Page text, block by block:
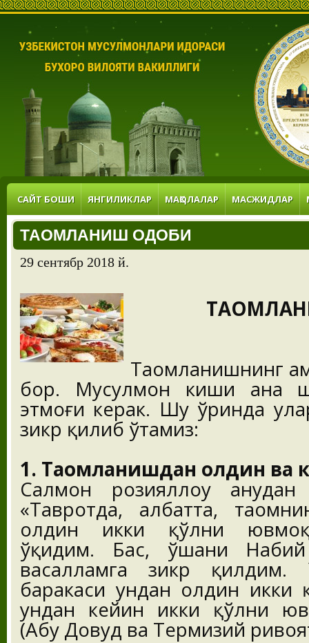
САЙТ БОШИ ЯНГИЛИКЛАР МАҚОЛАЛАР МАСЖИДЛАР
ТАОМЛАНИШ ОДОБИ
29 сентябр 2018 й.
Таомланишнинг
бор. Мусулмон киши ана
этмоғи керак. Шу ўринда
зикр қилиб ўтамиз:
1. Таомланишдан олдин ва
Салмон розияллоҳу
«Тавротда, албатта,
олдин икки қўлни
ўқидим. Бас, ўшани Набий
васалламга зикр
баракаси ундан олдин
ундан кейин икки қўлни
(Абу Довуд ва Термизий